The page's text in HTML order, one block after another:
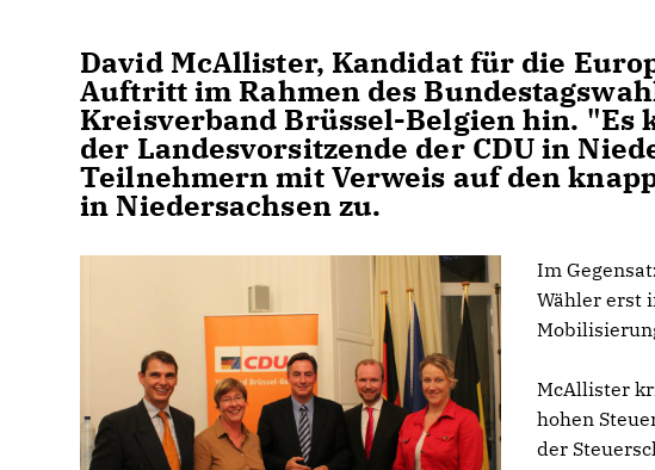
David McAllister, Kandidat für die
Auftritt im Rahmen des
Kreisverband Brüssel-Belgien hin. "Es
der Landesvorsitzende der CDU in
Teilnehmern mit Verweis auf den
in Niedersachsen zu.
Im
Wähler erst
McAllister
hohen
der